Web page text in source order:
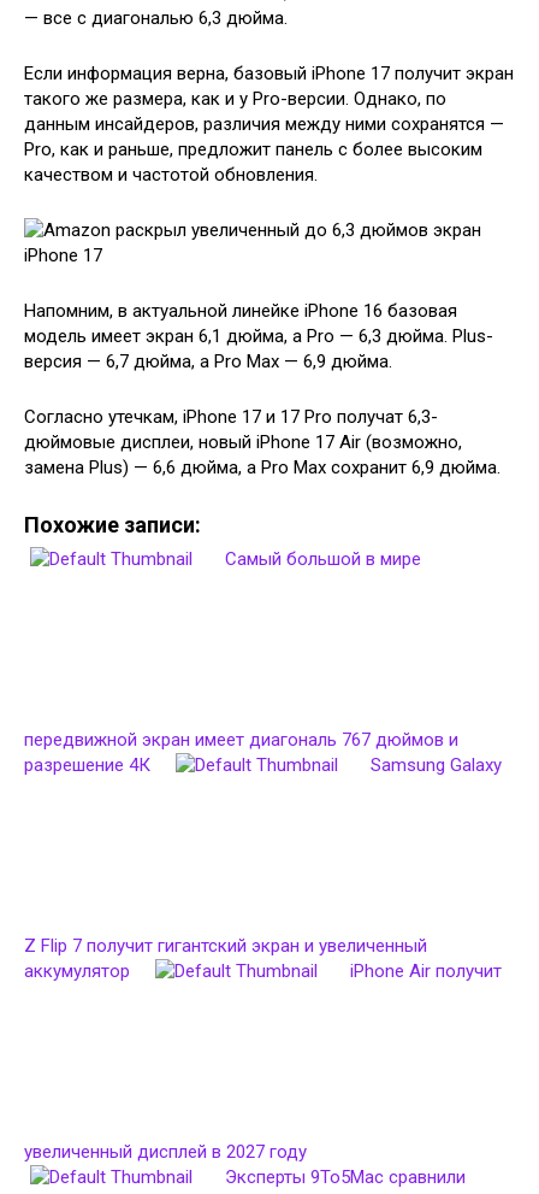
— все с диагональю 6,3 дюйма.
Если информация верна, базовый iPhone 17 получит экран
такого же размера, как и у Pro-версии. Однако, по
данным инсайдеров, различия между ними сохранятся —
Pro, как и раньше, предложит панель с более высоким
качеством и частотой обновления.
Напомним, в актуальной линейке iPhone 16 базовая
модель имеет экран 6,1 дюйма, а Pro — 6,3 дюйма. Plus-
версия — 6,7 дюйма, а Pro Max — 6,9 дюйма.
Согласно утечкам, iPhone 17 и 17 Pro получат 6,3-
дюймовые дисплеи, новый iPhone 17 Air (возможно,
замена Plus) — 6,6 дюйма, а Pro Max сохранит 6,9 дюйма.
Похожие записи:
Самый большой в мире
передвижной экран имеет диагональ 767 дюймов и
разрешение 4К
Samsung Galaxy
Z Flip 7 получит гигантский экран и увеличенный
аккумулятор
iPhone Air получит
увеличенный дисплей в 2027 году
Эксперты 9To5Mac сравнили